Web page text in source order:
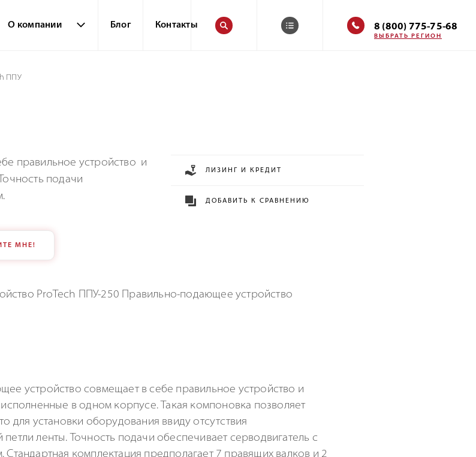
О компании Блог Контакты 8 (800) 775-75-68
ВЫБРАТЬ РЕГИОН
ППУ
правильное устройство и
подачи
МНЕ!
ЛИЗИНГ И КРЕДИТ
ДОБАВИТЬ К СРАВНЕНИЮ
устройство совмещает в себе правильное устройство и
в одном корпусе. Такая компоновка позволяет
для установки оборудования ввиду отсутствия
ленты. Точность подачи обеспечивает серводвигатель с
комплектация предполагает 7 правящих валков и 2